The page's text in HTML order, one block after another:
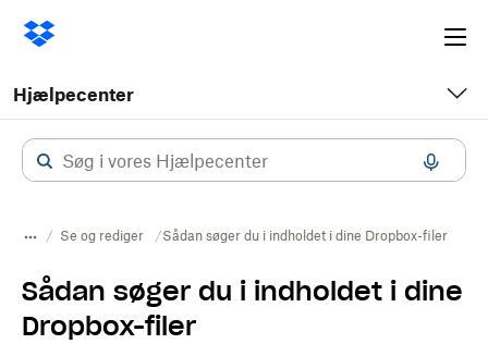
Hjælpecenter
Se og rediger Sådan søger du i indholdet i dine Dropbox-filer
Sådan søger du i indholdet i dine
Dropbox-filer